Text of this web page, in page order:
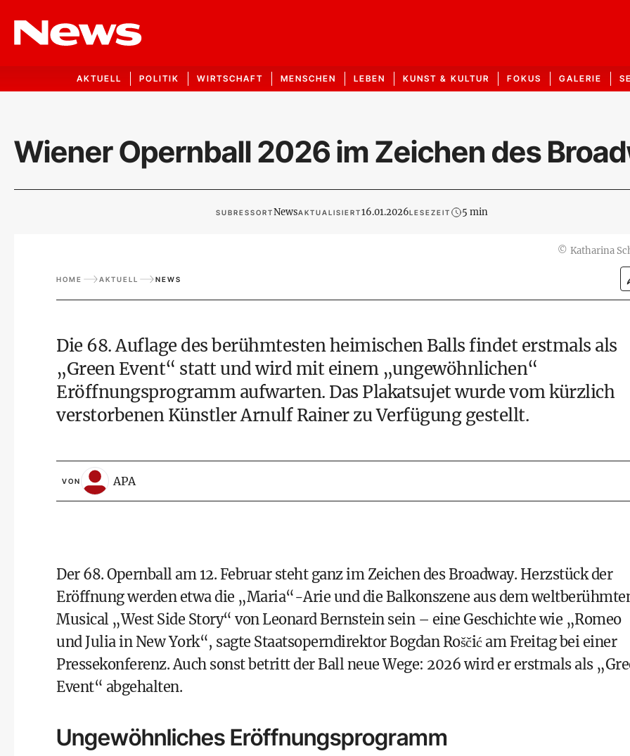
AKTUELL POLITIK WIRTSCHAFT MENSCHEN LEBEN KUNST & KULTUR FOKUS GALERIE
Wiener Opernball 2026 im Zeichen des
SUBRESSORTNewsAKTUALISIERT16.01.2026LESEZEIT 5 min
© Katharina
HOME AKTUELL NEWS
Die 68. Auflage des berühmtesten heimischen Balls findet erstmals als
„Green Event“ statt und wird mit einem „ungewöhnlichen“
Eröffnungsprogramm aufwarten. Das Plakatsujet wurde vom kürzlich
verstorbenen Künstler Arnulf Rainer zu Verfügung gestellt.
VON APA
Der 68. Opernball am 12. Februar steht ganz im Zeichen des Broadway. Herzstück der
Eröffnung werden etwa die „Maria“-Arie und die Balkonszene aus dem
Musical „West Side Story“ von Leonard Bernstein sein – eine Geschichte wie „Romeo
und Julia in New York“, sagte Staatsoperndirektor Bogdan Roščić am Freitag bei einer
Pressekonferenz. Auch sonst betritt der Ball neue Wege: 2026 wird er erstmals als
Event“ abgehalten.
Ungewöhnliches Eröffnungsprogramm